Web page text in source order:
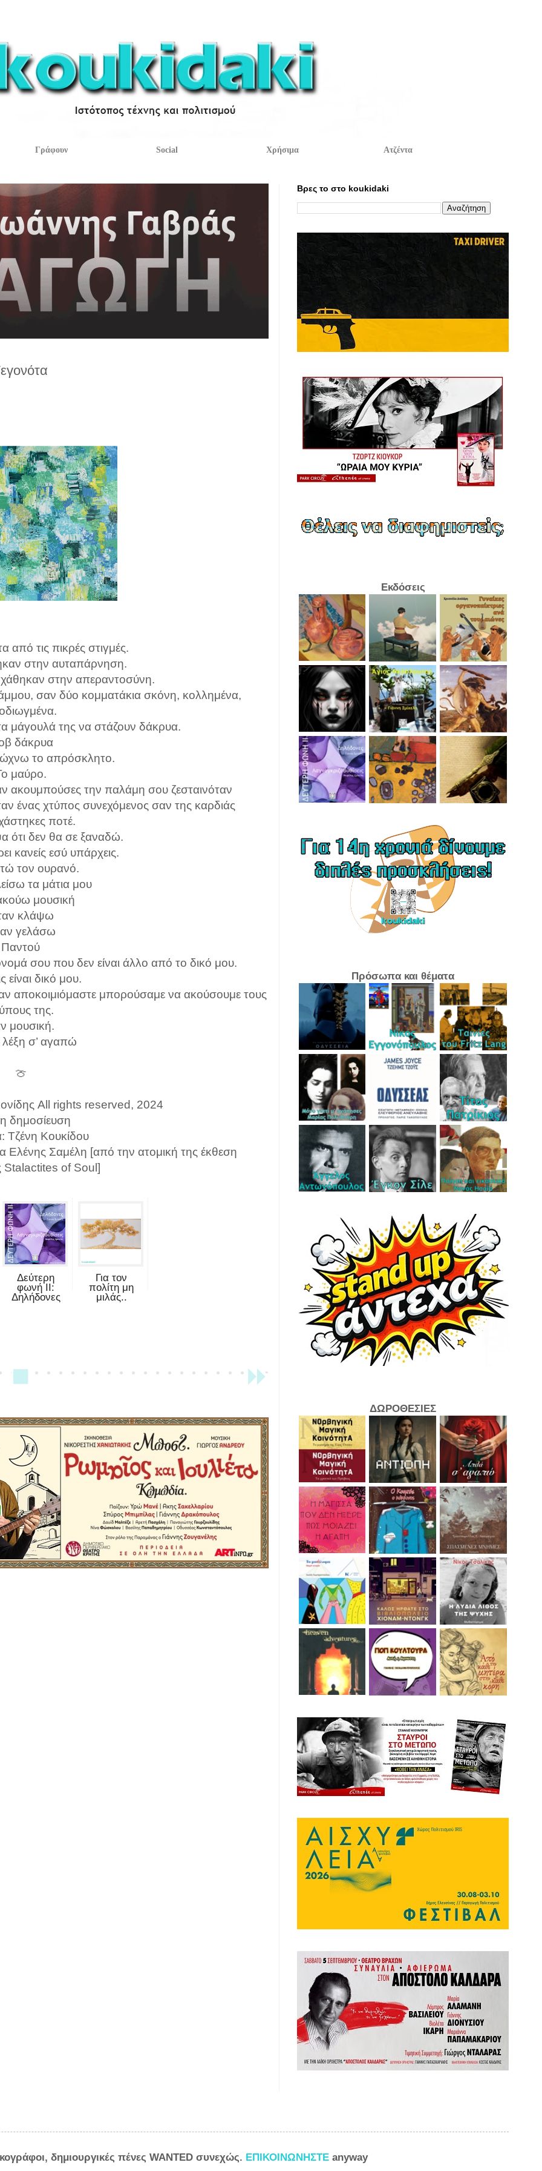
Γράφουν Social Χρήσιμα Ατζέντα
από τις πικρές στιγμές.
στην αυταπάρνηση.
χάθηκαν στην απεραντοσύνη.
σαν δύο κομματάκια σκόνη, κολλημένα,
μάγουλά της να στάζουν δάκρυα.
δάκρυα
το απρόσκλητο.
μαύρο.
ακουμπούσες την παλάμη σου ζεσταινόταν
ένας χτύπος συνεχόμενος σαν της καρδιάς
ποτέ.
ότι δεν θα σε ξαναδώ.
κανείς εσύ υπάρχεις.
τον ουρανό.
τα μάτια μου
μουσική
κλάψω
γελάσω
Παντού
σου που δεν είναι άλλο από το δικό μου.
είναι δικό μου.
αποκοιμιόμαστε μπορούσαμε να ακούσουμε τους
της.
μουσική.
σ’ αγαπώ
🍈
All rights reserved, 2024
δημοσίευση
Τζένη Κουκίδου
Ελένης Σαμέλη [από την ατομική της έκθεση
Stalactites of Soul]
Δεύτερη
φωνή II:
Δηλήδονες
Για τον
πολίτη μη
μιλάς..
Βρες το στο koukidaki
Εκδόσεις
Πρόσωπα και θέματα
ΔΩΡΟΘΕΣΙΕΣ
δημιουργικές πένες WANTED συνεχώς. ΕΠΙΚΟΙΝΩΝΗΣΤΕ anyway